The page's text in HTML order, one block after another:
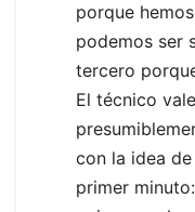
porque
podemos ser
tercero
El técnico
con la idea
primer